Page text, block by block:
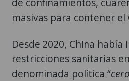
de confinamientos,
masivas para contener el
Desde 2020, China había
restricciones sanitarias
denominada política “